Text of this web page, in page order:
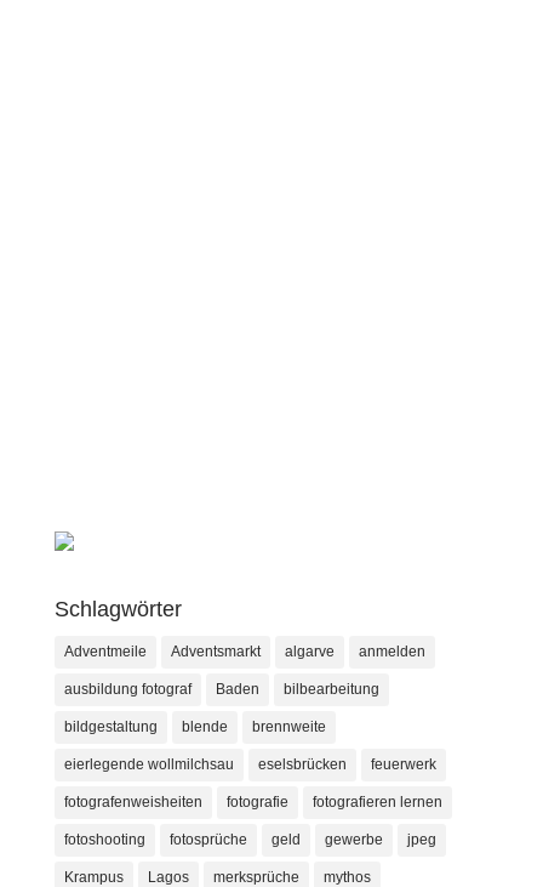
Schlagwörter
Adventmeile Adventsmarkt algarve anmelden
ausbildung fotograf Baden bilbearbeitung
bildgestaltung blende brennweite
eierlegende wollmilchsau eselsbrücken feuerwerk
fotografenweisheiten fotografie fotografieren lernen
fotoshooting fotosprüche geld gewerbe jpeg
Krampus Lagos merksprüche mythos